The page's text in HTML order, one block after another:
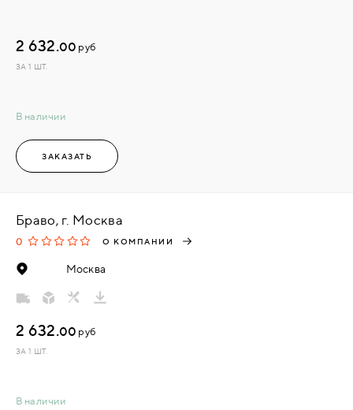
В наличии
2 632.00 руб
ЗА 1 ШТ.
ЗАКАЗАТЬ
Браво, г. Москва
0 О КОМПАНИИ
Москва
В наличии
2 632.00 руб
ЗА 1 ШТ.